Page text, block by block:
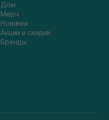
Дом
Мерч
Новинки
Акции и скидки
Бренды